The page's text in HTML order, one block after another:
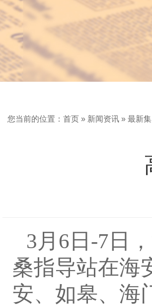
您当前的位置： 首页» 新闻资讯» 最新
3月6日-7日
桑指导站在海
安、如皋、海